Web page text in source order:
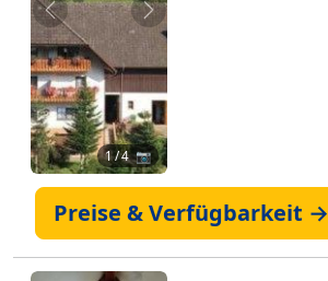
Zurück Weiter
1/ 4 📷
Preise & Verfügbarkeit →